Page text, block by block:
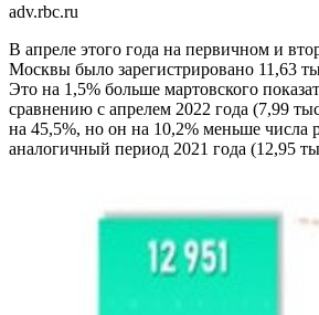
adv.rbc.ru
В апреле этого года на первичном и
Москвы было зарегистрировано 11,63
Это на 1,5% больше мартовского
сравнению с апрелем 2022 года (7,99
на 45,5%, но он на 10,2% меньше числа
аналогичный период 2021 года (12,95